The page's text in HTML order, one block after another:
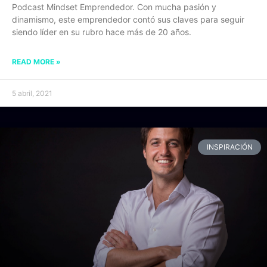
Podcast Mindset Emprendedor. Con mucha pasión y
dinamismo, este emprendedor contó sus claves para seguir
siendo líder en su rubro hace más de 20 años.
READ MORE »
5 abril, 2021
INSPIRACIÓN